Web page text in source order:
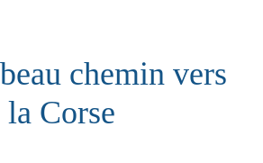
chemin vers
la Corse